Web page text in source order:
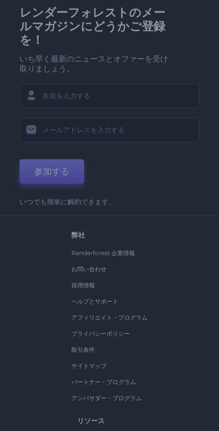
レンダーフォレストのメー
ルマガジンにどうかご登録
を！
いち早く最新のニュースとオファーを受け
取りましょう。
参加する
いつでも簡単に解約できます。
弊社
Renderforest 企業情報
お問い合わせ
採用情報
ヘルプとサポート
アフィリエイト・プログラム
プライバシーポリシー
取引条件
サイトマップ
パートナー・プログラム
アンバサダー・プログラム
リソース